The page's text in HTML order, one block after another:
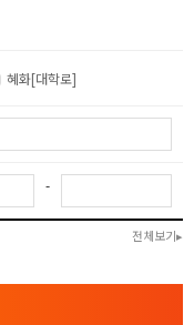
혜화[대학로]
-
전체보기